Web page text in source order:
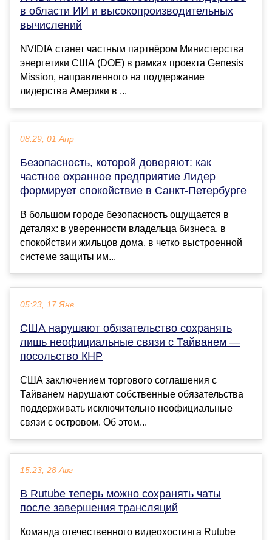
в области ИИ и высокопроизводительных
вычислений
NVIDIA станет частным партнёром Министерства
энергетики США (DOE) в рамках проекта Genesis
Mission, направленного на поддержание
лидерства Америки в ...
08:29, 01 Апр
Безопасность, которой доверяют: как
частное охранное предприятие Лидер
формирует спокойствие в Санкт-Петербурге
В большом городе безопасность ощущается в
деталях: в уверенности владельца бизнеса, в
спокойствии жильцов дома, в четко выстроенной
системе защиты им...
05:23, 17 Янв
США нарушают обязательство сохранять
лишь неофициальные связи с Тайванем —
посольство КНР
США заключением торгового соглашения с
Тайванем нарушают собственные обязательства
поддерживать исключительно неофициальные
связи с островом. Об этом...
15:23, 28 Авг
В Rutube теперь можно сохранять чаты
после завершения трансляций
Команда отечественного видеохостинга Rutube